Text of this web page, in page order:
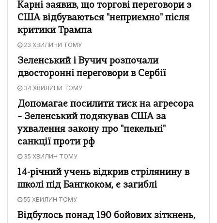
Карні заявив, що торгові переговори з
США відбуваються "неприємно" після
критики Трампа
23 ХВИЛИНИ ТОМУ
Зеленський і Вучич розпочали
двосторонні переговори в Сербії
34 ХВИЛИНИ ТОМУ
Допомагає посилити тиск на агресора
– Зеленський подякував США за
ухвалення закону про "пекельні"
санкції проти рф
35 ХВИЛИН ТОМУ
14-річний учень відкрив стрілянину в
школі під Бангкоком, є загиблі
55 ХВИЛИН ТОМУ
Відбулось понад 190 бойових зіткнень,